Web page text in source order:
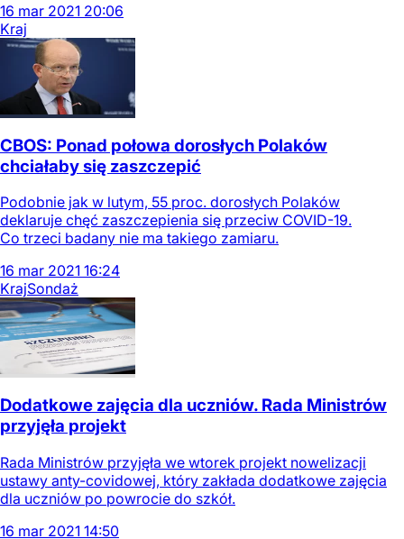
16 mar 2021 20:06
Kraj
CBOS: Ponad połowa dorosłych Polaków
chciałaby się zaszczepić
Podobnie jak w lutym, 55 proc. dorosłych Polaków
deklaruje chęć zaszczepienia się przeciw COVID-19.
Co trzeci badany nie ma takiego zamiaru.
16 mar 2021 16:24
KrajSondaż
Dodatkowe zajęcia dla uczniów. Rada Ministrów
przyjęła projekt
Rada Ministrów przyjęła we wtorek projekt nowelizacji
ustawy anty-covidowej, który zakłada dodatkowe zajęcia
dla uczniów po powrocie do szkół.
16 mar 2021 14:50